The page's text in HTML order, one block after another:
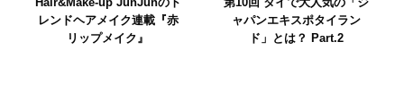
レンドヘアメイク連載『赤
リップメイク』
ャパンエキスポタイラン
ド」とは？ Part.2